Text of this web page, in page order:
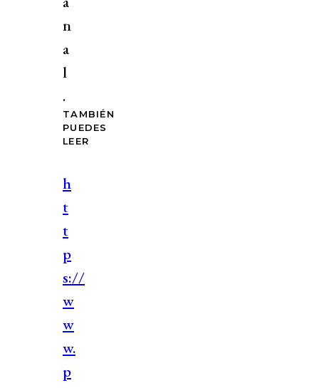
n
a
l
.
TAMBIÉN
PUEDES
LEER